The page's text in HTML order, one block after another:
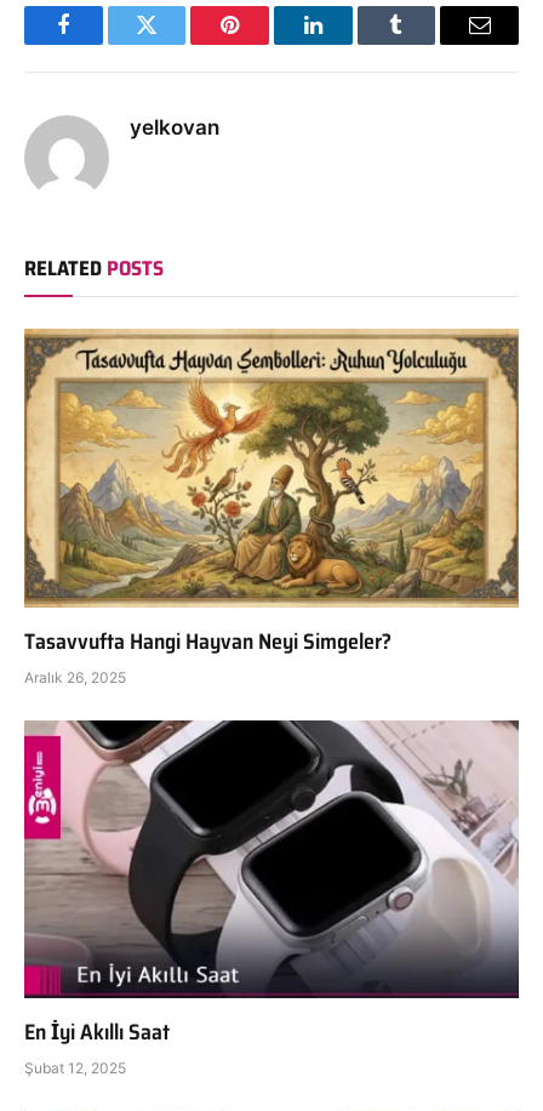
FacebookTwitter Pinterest LinkedInTumblr Email
yelkovan
RELATEDPOSTS
Tasavvufta Hangi Hayvan Neyi Simgeler?
Aralık 26, 2025
En İyi Akıllı Saat
Şubat 12, 2025